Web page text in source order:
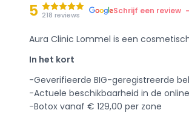
5 218 reviews Schrijf een review
Aura Clinic Lommel is een
In het kort
-Geverifieerde BIG-geregistreerde
-Actuele beschikbaarheid in de
-Botox vanaf € 129,00 per zone